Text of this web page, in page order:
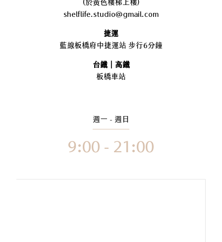
(於黃色樓梯上樓)
shelflife.studio@gmail.com
捷運
藍線板橋府中捷運站 步行6分鐘
台鐵｜高鐵
板橋車站
週一 - 週日
9:00 - 21:00